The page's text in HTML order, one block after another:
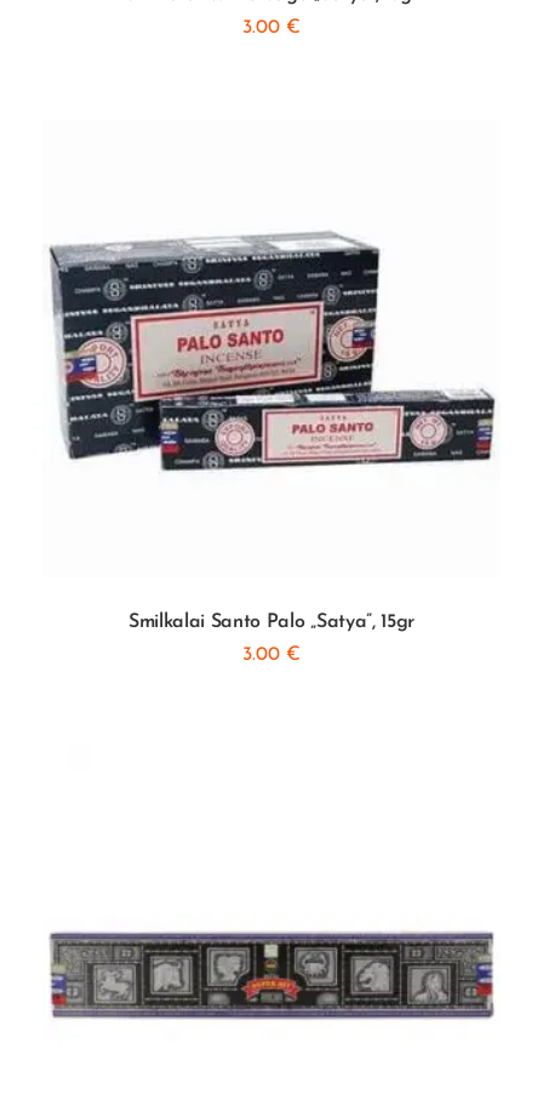
3.00 €
Smilkalai Santo Palo „Satya”, 15gr
3.00 €